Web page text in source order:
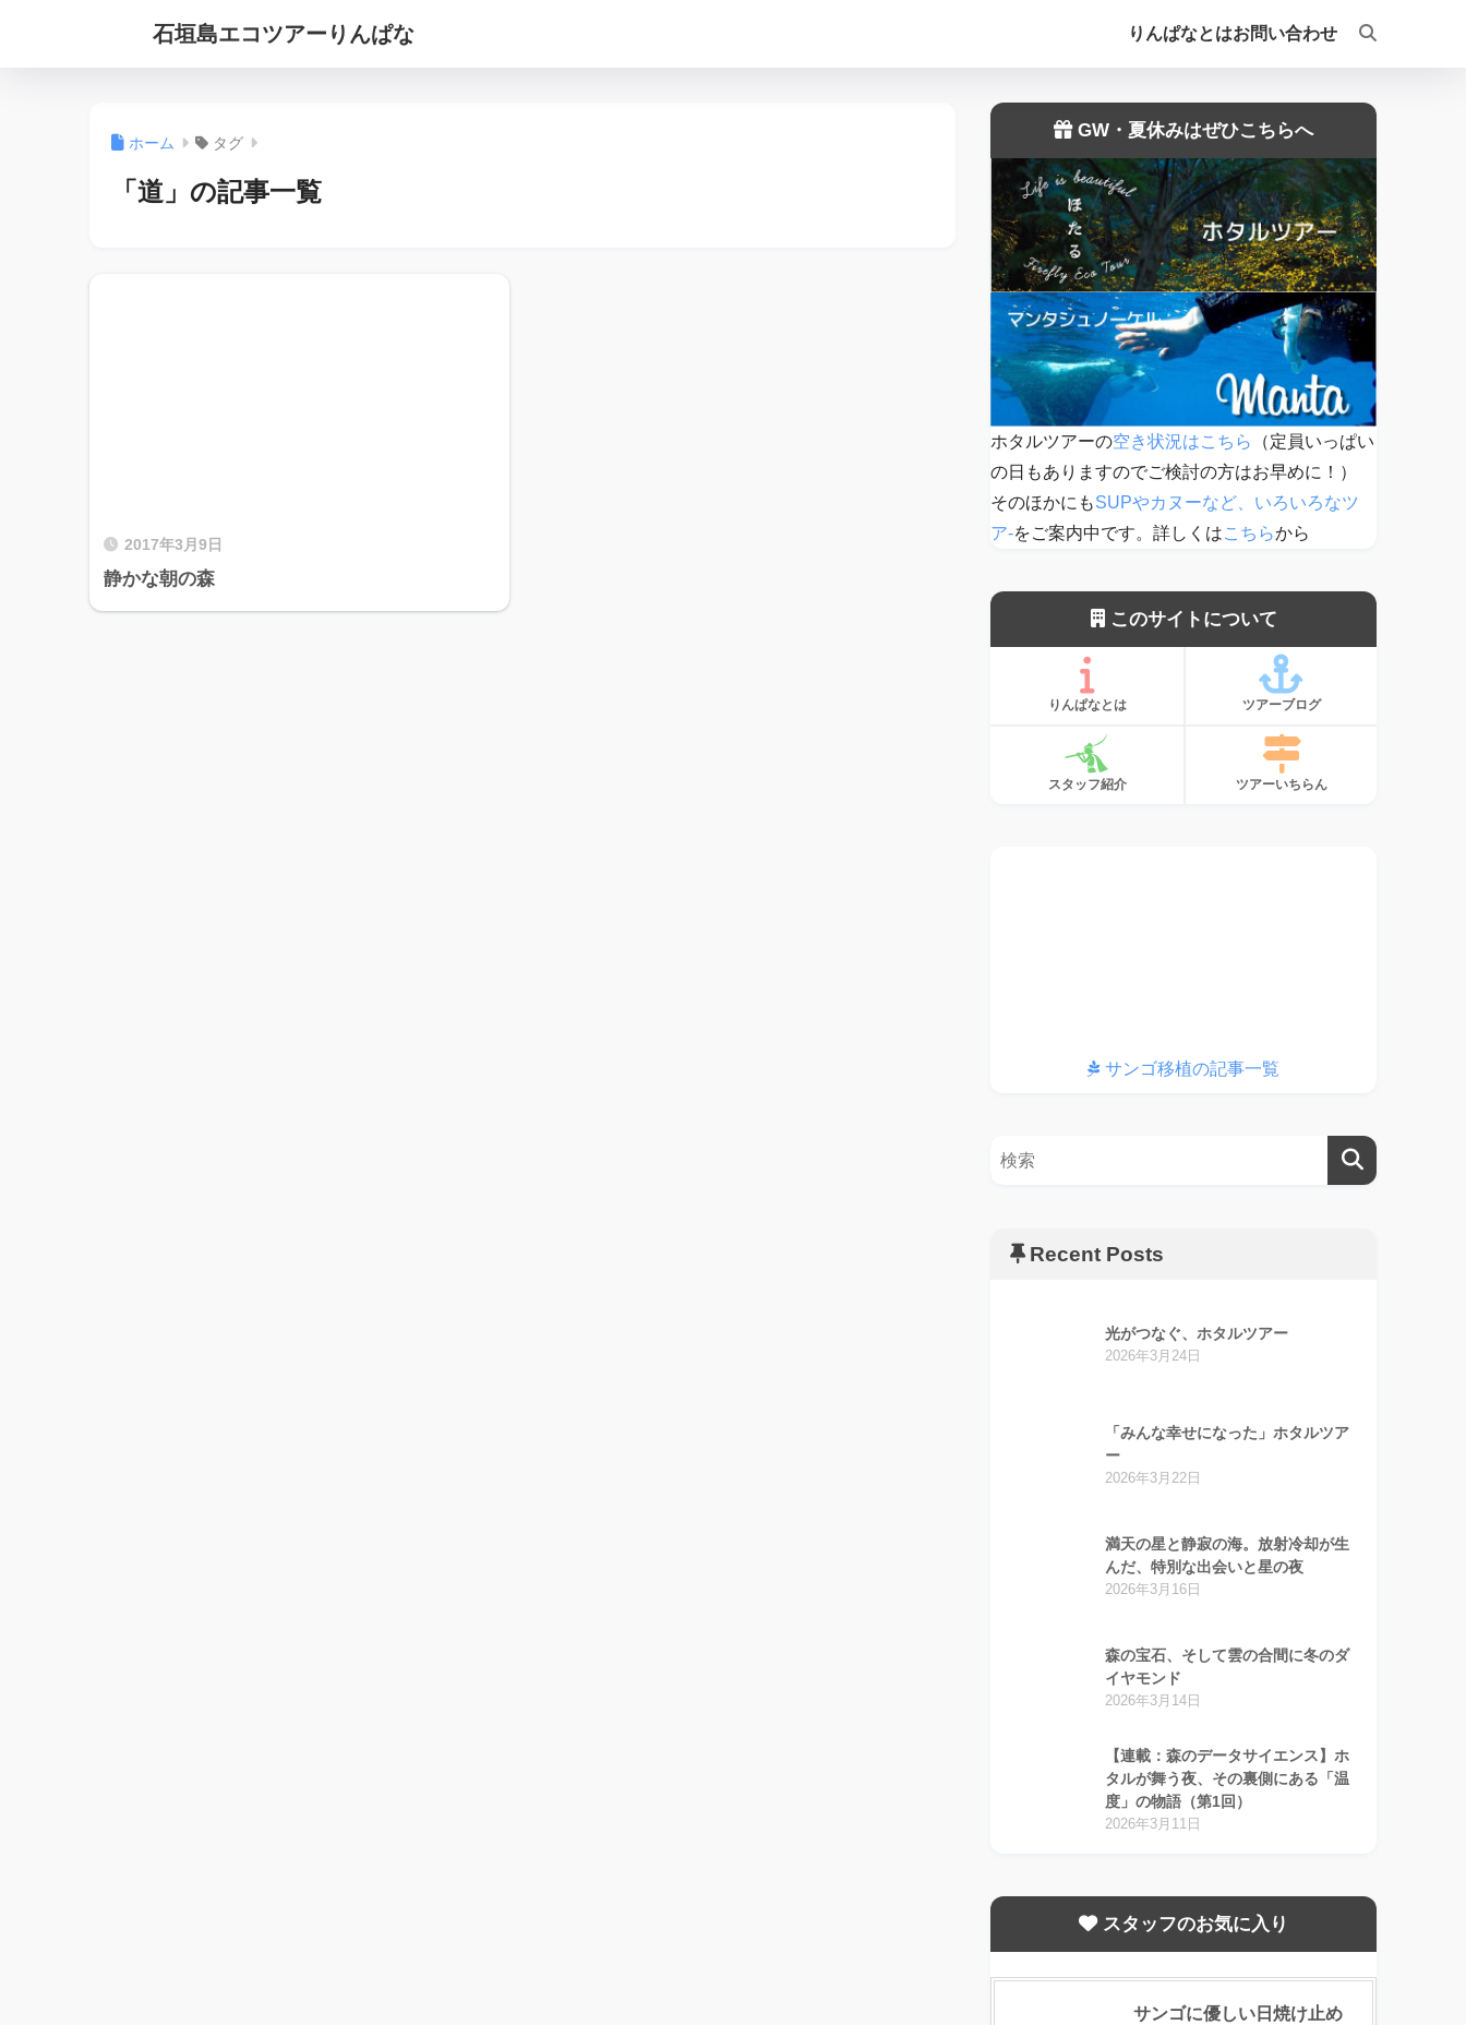
石垣島エコツアーりんぱな りんぱなとはお問い合わせ
ホーム タグ
「道」の記事一覧
2017年3月9日
静かな朝の森
GW・夏休みはぜひこちらへ
ホタルツアーの空き状況はこちら
（定員いっぱい
の日もありますのでご検討の方はお早めに！）
そのほかにもSUPやカヌーなど、いろいろなツ
ア-をご案内中です。詳しくはこちらから
このサイトについて
りんぱなとは ツアーブログ
スタッフ紹介 ツアーいちらん
サンゴ移植の記事一覧
Recent Posts
光がつなぐ、ホタルツアー
2026年3月24日
「みんな幸せになった」ホタルツア
ー
2026年3月22日
満天の星と静寂の海。放射冷却が生
んだ、特別な出会いと星の夜
2026年3月16日
森の宝石、そして雲の合間に冬のダ
イヤモンド
2026年3月14日
【連載：森のデータサイエンス】ホ
タルが舞う夜、その裏側にある「温
度」の物語（第1回）
2026年3月11日
スタッフのお気に入り
サンゴに優しい日焼け止め